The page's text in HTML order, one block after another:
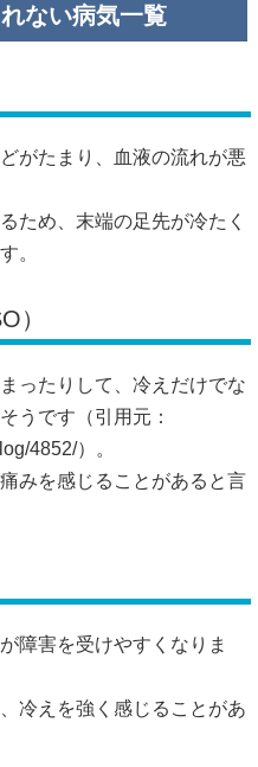
ない病気一覧
がたまり、血液の流れが悪
ため、末端の足先が冷たく
。
）
ったりして、冷えだけでな
うです（引用元：
4852/）。
みを感じることがあると言
障害を受けやすくなりま
冷えを強く感じることがあ